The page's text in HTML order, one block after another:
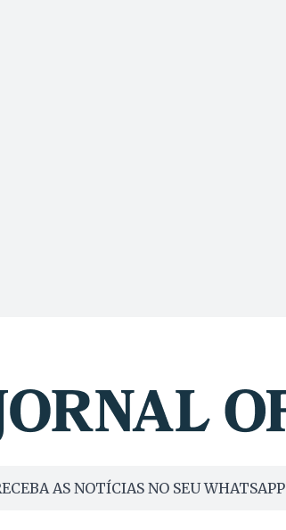
AS NOTÍCIAS NO SEU WHATSAPP